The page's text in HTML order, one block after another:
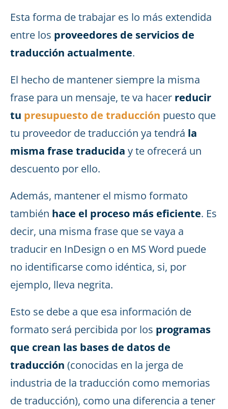
Esta forma de trabajar es lo más extendida
entre los proveedores de servicios de
traducción actualmente.
El hecho de mantener siempre la misma
frase para un mensaje, te va hacer reducir
tu presupuesto de traducción puesto que
tu proveedor de traducción ya tendrá la
misma frase traducida y te ofrecerá un
descuento por ello.
Además, mantener el mismo formato
también hace el proceso más eficiente. Es
decir, una misma frase que se vaya a
traducir en InDesign o en MS Word puede
no identificarse como idéntica, si, por
ejemplo, lleva negrita.
Esto se debe a que esa información de
formato será percibida por los programas
que crean las bases de datos de
traducción (conocidas en la jerga de
industria de la traducción como memorias
de traducción), como una diferencia a tener